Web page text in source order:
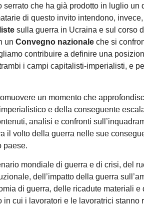
serrato che ha già prodotto in luglio
di questo invito intendono,
sulla guerra in Ucraina e sul corso
un Convegno nazionale che si
contribuire a definire una
i campi capitalisti-imperialisti, e
un momento che
e della conseguente
analisi e confronti
il volto della guerra nelle sue
paese.
mondiale di guerra e di crisi, del
dell’impatto della guerra
di guerra, delle ricadute materiali
cui i lavoratori e le lavoratrici stanno